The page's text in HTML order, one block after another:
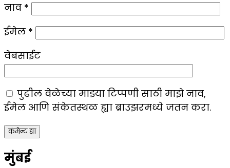
नाव *
ईमेल *
वेबसाईट
पुढील वेळेच्या माझ्या टिप्पणी साठी माझे नाव,
ईमेल आणि संकेतस्थळ ह्या ब्राउझरमध्ये जतन करा.
मुंबई